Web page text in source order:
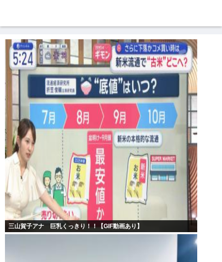
三山賀子アナ 巨乳くっきり！！【GIF動画あり】